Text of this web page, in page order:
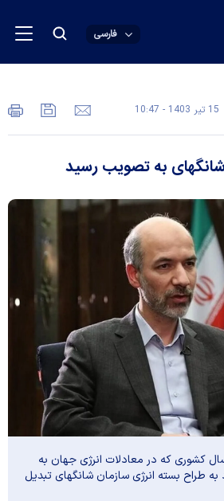
فارسی
15 تير 1403 - 10:47
کشوری که در معادلات انرژی جهان به
طراح بسته انرژی سازمان شانگهای تبدیل